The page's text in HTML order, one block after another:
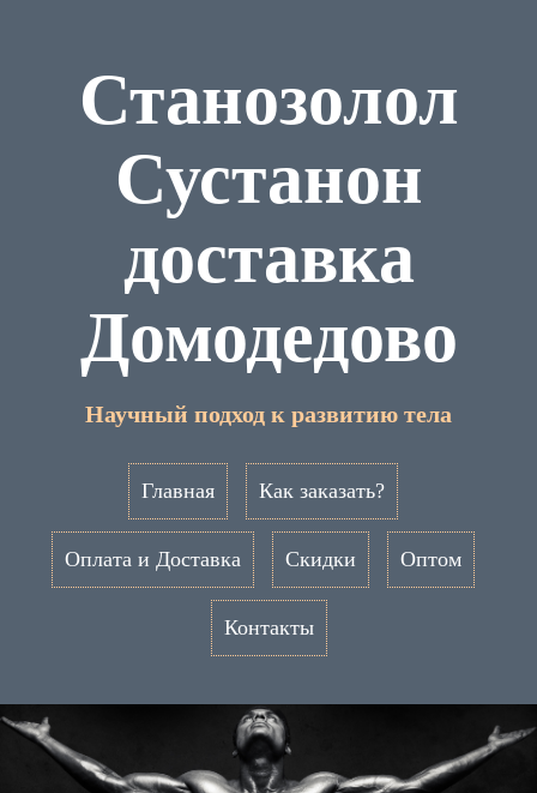
Станозолол
Сустанон
доставка
Домодедово
Научный подход к развитию тела
Главная Как заказать?
Оплата и Доставка Скидки Оптом
Контакты